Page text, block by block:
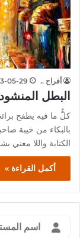
أفراح .. 05-29
البطل المنشود
كلُّ ما فيه يطفح
بالبكاء من خيبة
الكتابة واللا
أكمل القراءة »